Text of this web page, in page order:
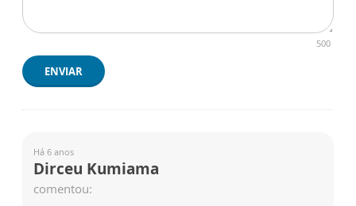
500
ENVIAR
Há 6 anos
Dirceu Kumiama
comentou: